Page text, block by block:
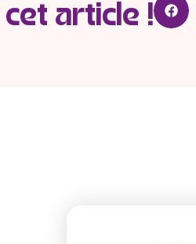
article !